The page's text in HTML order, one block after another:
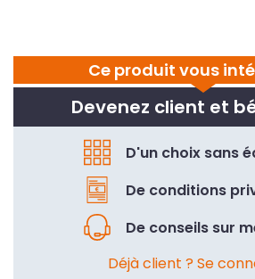
Ce produit vous
Devenez client et
D'un choix sans
De conditions
De conseils sur
Déjà client ? Se